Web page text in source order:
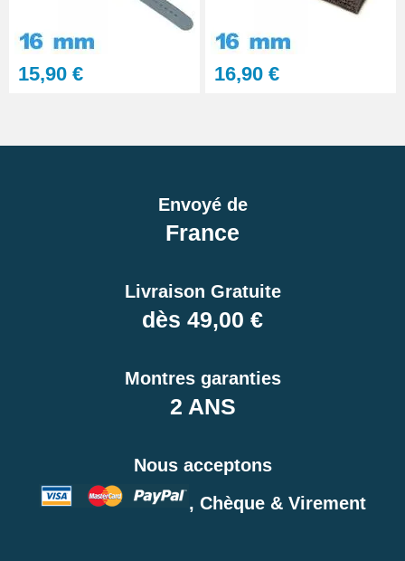
15,90 € 16,90 €
Envoyé de
France
Livraison Gratuite
dès 49,00 €
Montres garanties
2 ANS
Nous acceptons
, Chèque & Virement